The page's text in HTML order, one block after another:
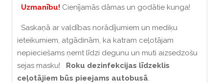
Uzmanību! Cienījamās dāmas un godātie kunga!
Saskaņā ar valdības norādījumiem un mediķu
ieteikumiem, atgādinām, ka katram ceļotājam
nepieciešams ņemt līdzi degunu un muti aizsedzošu
sejas masku! Roku dezinfekcijas līdzeklis
ceļotājiem būs pieejams autobusā.